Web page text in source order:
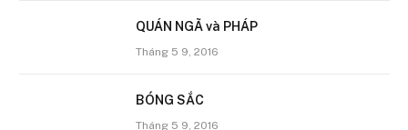
QUÁN NGÃ và PHÁP
Tháng 5 9, 2016
BÓNG SẮC
Tháng 5 9, 2016